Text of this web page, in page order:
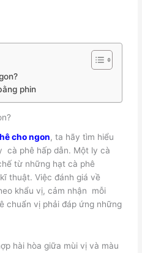
phin
cho ngon, ta hãy tìm hiểu
cà phê hấp dẫn. Một ly cà
từ những hạt cà phê
thuật. Việc đánh giá về
khẩu vị, cảm nhận mỗi
chuẩn vị phải đáp ứng những
hài hòa giữa mùi vị và màu